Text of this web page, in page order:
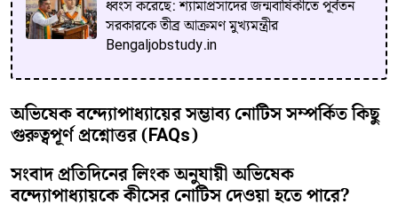
ধ্বংস করেছে: শ্যামাপ্রসাদের জন্মবার্ষিকীতে পূর্বতন
সরকারকে তীব্র আক্রমণ মুখ্যমন্ত্রীর
Bengaljobstudy.in
​অভিষেক বন্দ্যোপাধ্যায়ের সম্ভাব্য নোটিস সম্পর্কিত কিছু
গুরুত্বপূর্ণ প্রশ্নোত্তর (FAQs)
​সংবাদ প্রতিদিনের লিংক অনুযায়ী অভিষেক
বন্দ্যোপাধ্যায়কে কীসের নোটিস দেওয়া হতে পারে?